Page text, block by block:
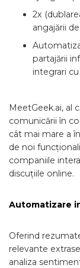
2x
angajării
partajării
integrari
MeetGeek.ai, al
comunicării în
cât mai mare a
de noi
companiile
discuțiile online.
Automatizare
Oferind
relevante
analiza